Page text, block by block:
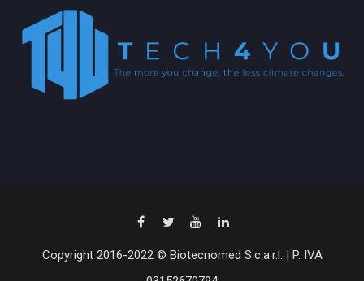
Copyright 2016-2022 © Biotecnomed S.c.a.r.l. | P. IVA